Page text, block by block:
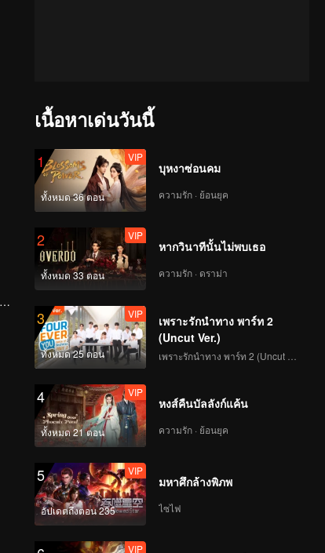
เนื้อหาเด่นวันนี้
1
ทั้งหมด 36 ตอน
VIP
บุหงาซ่อนคม
ความรัก · ย้อนยุค
2
ทั้งหมด 33 ตอน
VIP
หากวินาทีนั้นไม่พบเธอ
ความรัก · ดราม่า
3
ทั้งหมด 25 ตอน
VIP
เพราะรักนำทาง พาร์ท 2
(Uncut Ver.)
4
ทั้งหมด 21 ตอน
VIP
หงส์คืนบัลลังก์แค้น
ความรัก · ย้อนยุค
5
อัปเดตถึงตอน 235
VIP
มหาศึกล้างพิภพ
ไซไฟ
VIP